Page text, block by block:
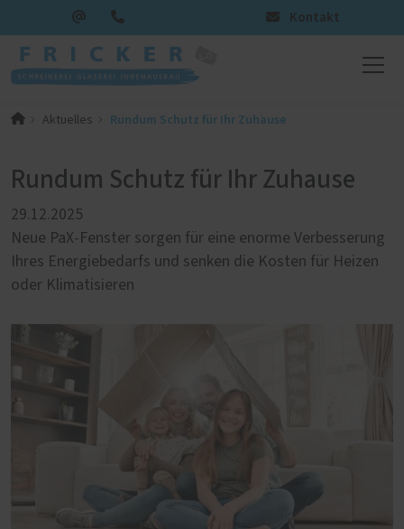
Kontakt
Aktuelles Rundum Schutz für Ihr Zuhause
Rundum Schutz für Ihr Zuhause
29.12.2025
Neue PaX-Fenster sorgen für eine enorme Verbesserung
Ihres Energiebedarfs und senken die Kosten für Heizen
oder Klimatisieren